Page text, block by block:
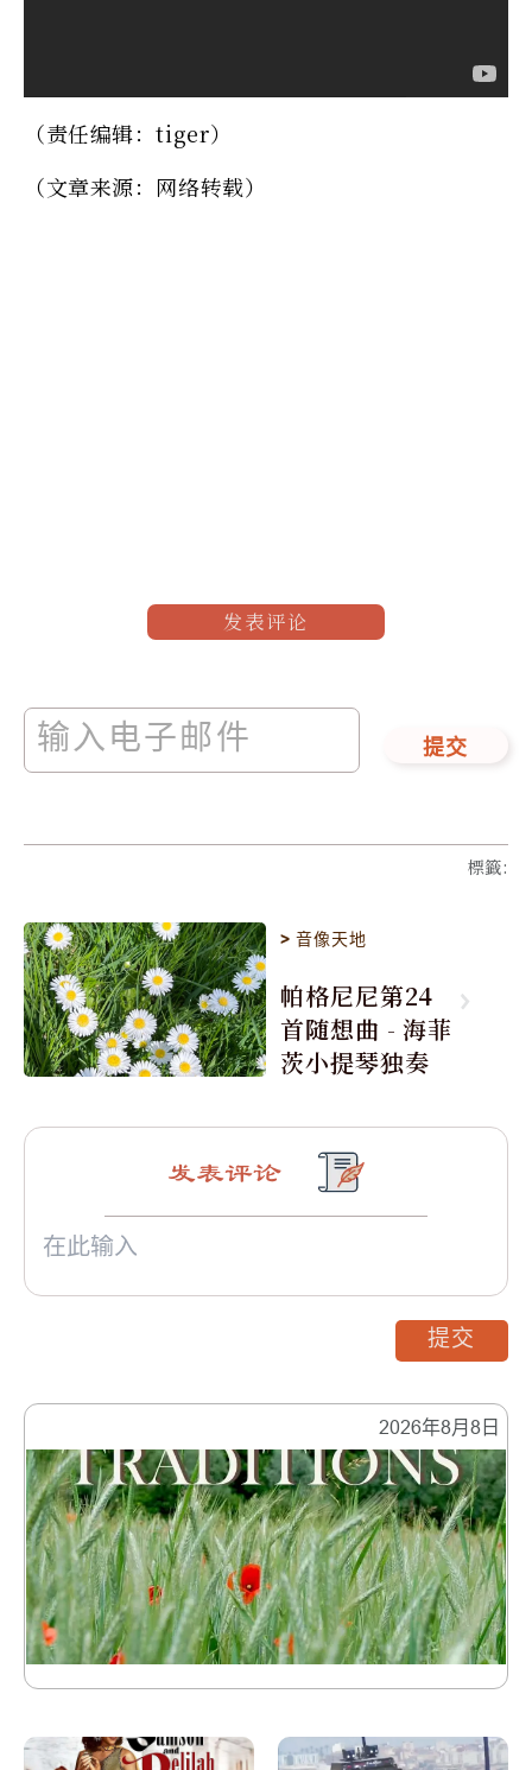
（责任编辑：tiger）
（文章来源：网络转载）
发表评论
提交
標籤:
>音像天地
帕格尼尼第24
首随想曲 - 海菲
茨小提琴独奏
2026年8月8日
发表评论
提交